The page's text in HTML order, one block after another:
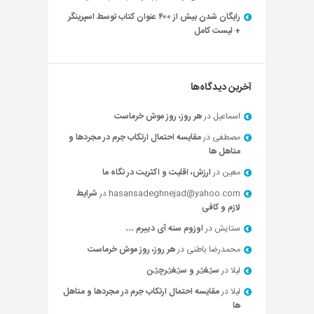
رایگان شدن بیش از ۴۰۰ عنوان کتاب توسط اسپرینگر
+ لیست کامل
آخرین دیدگاه‌ها
اسماعیل درهر روز، روز موش خرماست
مصطفی درمقایسه احتمال ارتکاب جرم در مجردها و
متاهل ها
معین درارزش، اقلیت و اکثریت در نگاه ما
hasansadeghnejad@yahoo.com درشرایط
لازم و کافی
ستایش دراوزوم سنه آی دییرم …
محمدرضا باطنی درهر روز، روز موش خرماست
لیلادرسؽغؽر و سؽغؽرچؽن
لیلادرمقایسه احتمال ارتکاب جرم در مجردها و متاهل
ها